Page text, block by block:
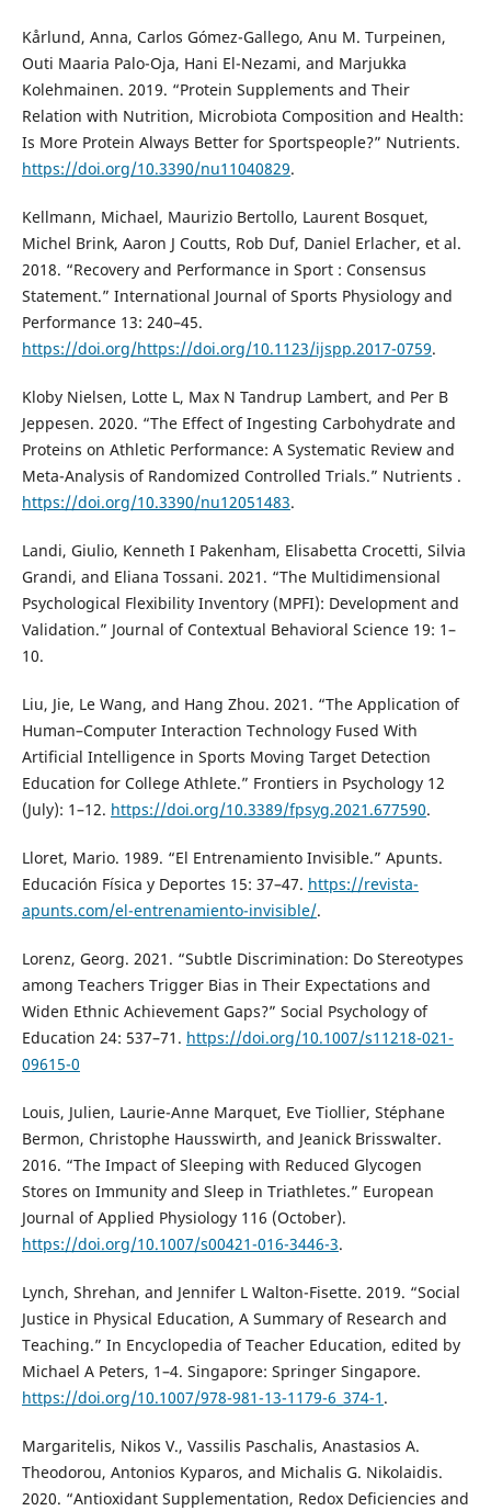
Kårlund, Anna, Carlos Gómez-Gallego, Anu M. Turpeinen,
Outi Maaria Palo-Oja, Hani El-Nezami, and Marjukka
Kolehmainen. 2019. “Protein Supplements and Their
Relation with Nutrition, Microbiota Composition and Health:
Is More Protein Always Better for Sportspeople?” Nutrients.
https://doi.org/10.3390/nu11040829.
Kellmann, Michael, Maurizio Bertollo, Laurent Bosquet,
Michel Brink, Aaron J Coutts, Rob Duf, Daniel Erlacher, et al.
2018. “Recovery and Performance in Sport : Consensus
Statement.” International Journal of Sports Physiology and
Performance 13: 240–45.
https://doi.org/https://doi.org/10.1123/ijspp.2017-0759.
Kloby Nielsen, Lotte L, Max N Tandrup Lambert, and Per B
Jeppesen. 2020. “The Effect of Ingesting Carbohydrate and
Proteins on Athletic Performance: A Systematic Review and
Meta-Analysis of Randomized Controlled Trials.” Nutrients .
https://doi.org/10.3390/nu12051483.
Landi, Giulio, Kenneth I Pakenham, Elisabetta Crocetti, Silvia
Grandi, and Eliana Tossani. 2021. “The Multidimensional
Psychological Flexibility Inventory (MPFI): Development and
Validation.” Journal of Contextual Behavioral Science 19: 1–
10.
Liu, Jie, Le Wang, and Hang Zhou. 2021. “The Application of
Human–Computer Interaction Technology Fused With
Artificial Intelligence in Sports Moving Target Detection
Education for College Athlete.” Frontiers in Psychology 12
(July): 1–12. https://doi.org/10.3389/fpsyg.2021.677590.
Lloret, Mario. 1989. “El Entrenamiento Invisible.” Apunts.
Educación Física y Deportes 15: 37–47. https://revista-
apunts.com/el-entrenamiento-invisible/.
Lorenz, Georg. 2021. “Subtle Discrimination: Do Stereotypes
among Teachers Trigger Bias in Their Expectations and
Widen Ethnic Achievement Gaps?” Social Psychology of
Education 24: 537–71. https://doi.org/10.1007/s11218-021-
09615-0
Louis, Julien, Laurie-Anne Marquet, Eve Tiollier, Stéphane
Bermon, Christophe Hausswirth, and Jeanick Brisswalter.
2016. “The Impact of Sleeping with Reduced Glycogen
Stores on Immunity and Sleep in Triathletes.” European
Journal of Applied Physiology 116 (October).
https://doi.org/10.1007/s00421-016-3446-3.
Lynch, Shrehan, and Jennifer L Walton-Fisette. 2019. “Social
Justice in Physical Education, A Summary of Research and
Teaching.” In Encyclopedia of Teacher Education, edited by
Michael A Peters, 1–4. Singapore: Springer Singapore.
https://doi.org/10.1007/978-981-13-1179-6_374-1 .
Margaritelis, Nikos V., Vassilis Paschalis, Anastasios A.
Theodorou, Antonios Kyparos, and Michalis G. Nikolaidis.
2020. “Antioxidant Supplementation, Redox Deficiencies and